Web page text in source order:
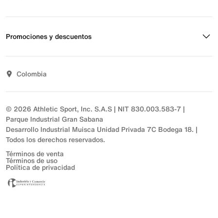
Devoluciones
Comunicate con nosotros
Noticias
Sostenibilidad
Promociones y descuentos
T&C actividades comerciales
Colombia
© 2026 Athletic Sport, Inc. S.A.S | NIT 830.003.583-7 |
Parque Industrial Gran Sabana
Desarrollo Industrial Muisca Unidad Privada 7C Bodega 18. |
Todos los derechos reservados.
Términos de venta
Términos de uso
Política de privacidad